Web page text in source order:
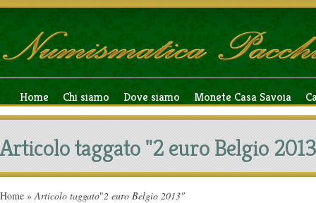
Home Chi siamo Dove siamo Monete Casa Savoia
Articolo taggato "2 euro Belgio
Home » Articolo taggato"2 euro Belgio 2013"